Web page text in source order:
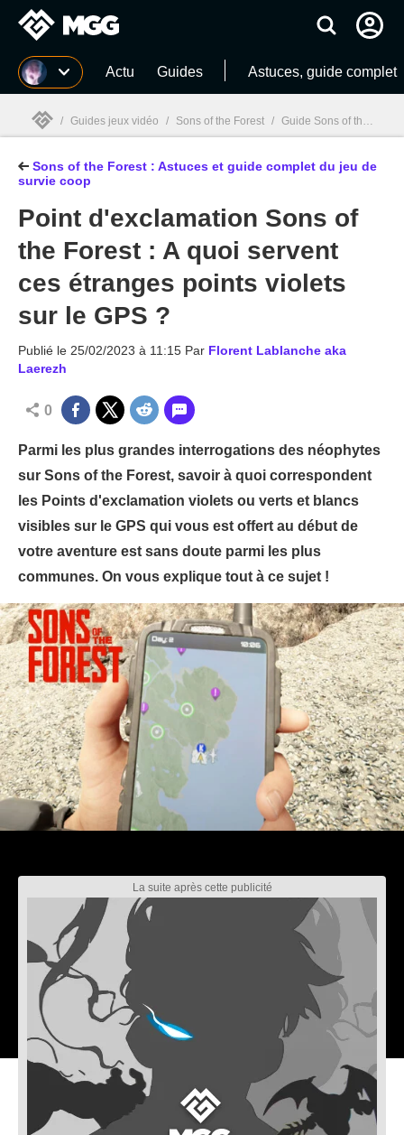
MGG Actu Guides Astuces, guide complet
MGG
/ Guides jeux vidéo / Sons of the Forest / Guide Sons of the Forest : Armes, outils, craft... Soluce complète
Sons of the Forest : Astuces et guide complet du jeu de
survie coop
Point d'exclamation Sons of
the Forest : A quoi servent
ces étranges points violets
sur le GPS ?
Publié le 25/02/2023 à 11:15 Par Florent Lablanche aka
Laerezh
0
Parmi les plus grandes interrogations des néophytes
sur Sons of the Forest, savoir à quoi correspondent
les Points d'exclamation violets ou verts et blancs
visibles sur le GPS qui vous est offert au début de
votre aventure est sans doute parmi les plus
communes. On vous explique tout à ce sujet !